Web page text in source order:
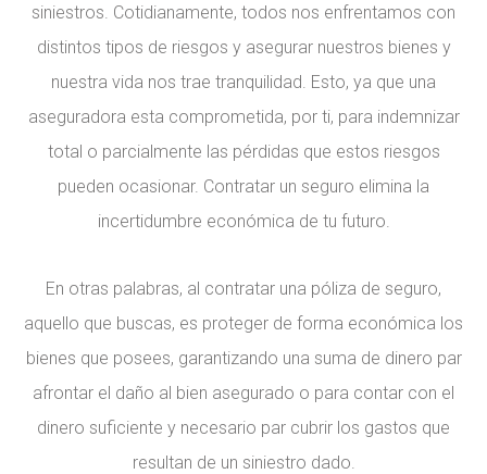
siniestros. Cotidianamente, todos nos enfrentamos con
distintos tipos de riesgos y asegurar nuestros bienes y
nuestra vida nos trae tranquilidad. Esto, ya que una
aseguradora esta comprometida, por ti, para indemnizar
total o parcialmente las pérdidas que estos riesgos
pueden ocasionar. Contratar un seguro elimina la
incertidumbre económica de tu futuro.
En otras palabras, al contratar una póliza de seguro,
aquello que buscas, es proteger de forma económica los
bienes que posees, garantizando una suma de dinero par
afrontar el daño al bien asegurado o para contar con el
dinero suficiente y necesario par cubrir los gastos que
resultan de un siniestro dado.